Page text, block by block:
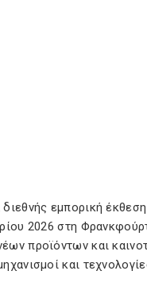
εμπορική
2026 στη
προϊόντων και
και